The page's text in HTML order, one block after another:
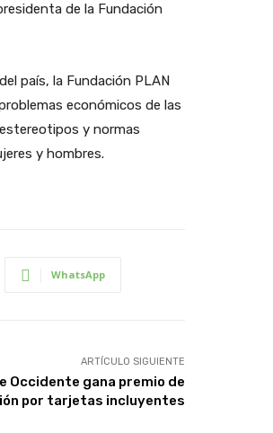
de la Fundación
país, la Fundación PLAN
económicos de las
y normas
y hombres.
WhatsApp
ARTÍCULO SIGUIENTE
Occidente gana premio de
por tarjetas incluyentes